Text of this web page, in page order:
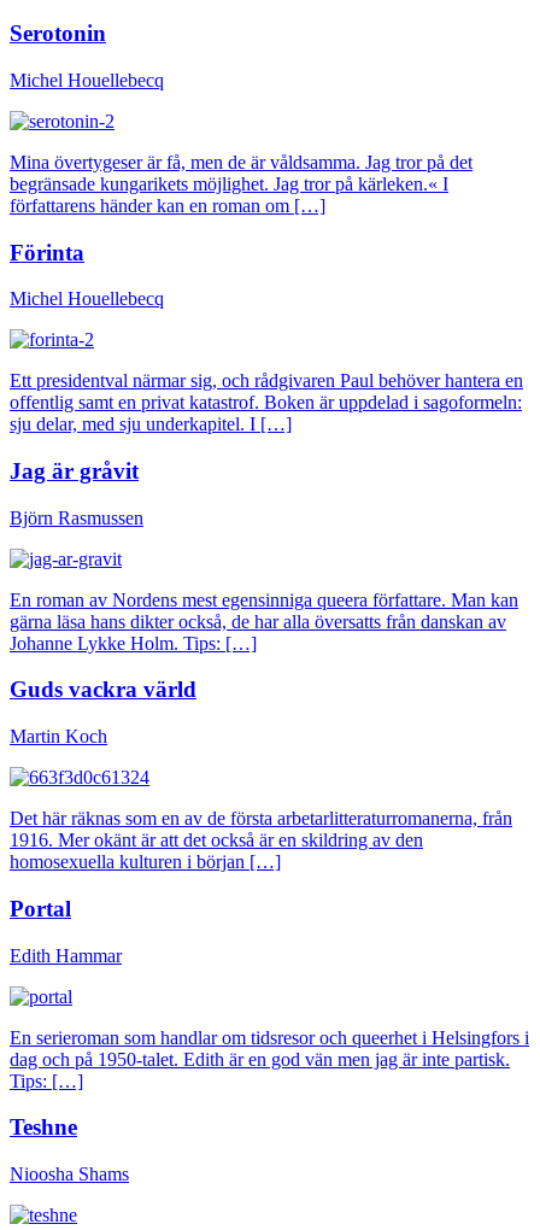
Serotonin
Michel Houellebecq
Mina övertygeser är få, men de är våldsamma. Jag tror på det
begränsade kungarikets möjlighet. Jag tror på kärleken.« I
författarens händer kan en roman om […]
Förinta
Michel Houellebecq
Ett presidentval närmar sig, och rådgivaren Paul behöver hantera en
offentlig samt en privat katastrof. Boken är uppdelad i sagoformeln:
sju delar, med sju underkapitel. I […]
Jag är gråvit
Björn Rasmussen
En roman av Nordens mest egensinniga queera författare. Man kan
gärna läsa hans dikter också, de har alla översatts från danskan av
Johanne Lykke Holm. Tips: […]
Guds vackra värld
Martin Koch
Det här räknas som en av de första arbetarlitteraturromanerna, från
1916. Mer okänt är att det också är en skildring av den
homosexuella kulturen i början […]
Portal
Edith Hammar
En serieroman som handlar om tidsresor och queerhet i Helsingfors i
dag och på 1950-talet. Edith är en god vän men jag är inte partisk.
Tips: […]
Teshne
Nioosha Shams